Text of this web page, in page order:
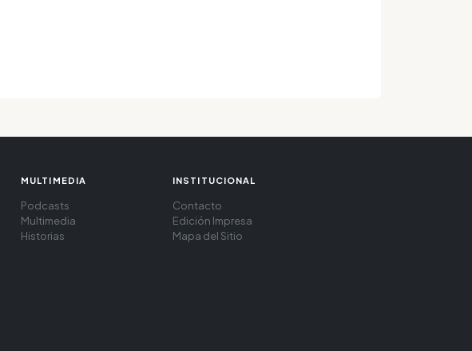
MULTIMEDIA
Podcasts
Multimedia
Historias
INSTITUCIONAL
Contacto
Edición Impresa
Mapa del Sitio